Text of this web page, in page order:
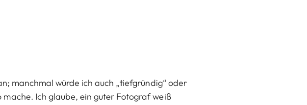
manchmal würde ich auch „tiefgründig“ oder
Ich glaube, ein guter Fotograf weiß